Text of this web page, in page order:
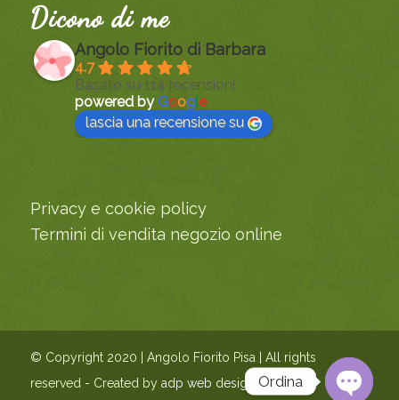
Dicono di me
Angolo Fiorito di Barbara
4.7
Basato su 114 recensioni
powered byGoogle
lascia una recensione su
Privacy e cookie policy
Termini di vendita negozio online
© Copyright 2020 | Angolo Fiorito Pisa | All rights
reserved - Created byadp web design Ordina